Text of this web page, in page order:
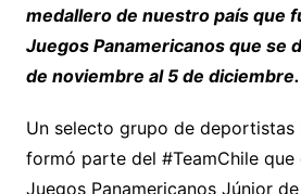
medallero de nuestro país que
Juegos Panamericanos que se
de noviembre al 5 de diciembre.
Un selecto grupo de deportistas
formó parte del #TeamChile
Juegos Panamericanos Júnior